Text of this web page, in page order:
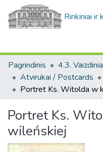
Rinkiniai ir
Pagrindinis
Atvirukai / Postcards
Portret Ks.
wileńskiej